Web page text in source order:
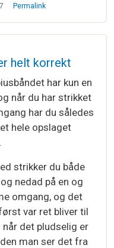
Permalink
Nielsen
helt korrekt
har kun en
når du har strikket
har du således
hele opslaget
strikker du både
nedad på en og
omgang, og det
var ret bliver til
når det pludselig er
man ser det fra